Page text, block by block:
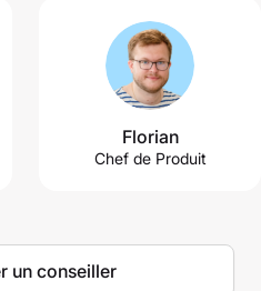
Florian
Chef de Produit
un conseiller